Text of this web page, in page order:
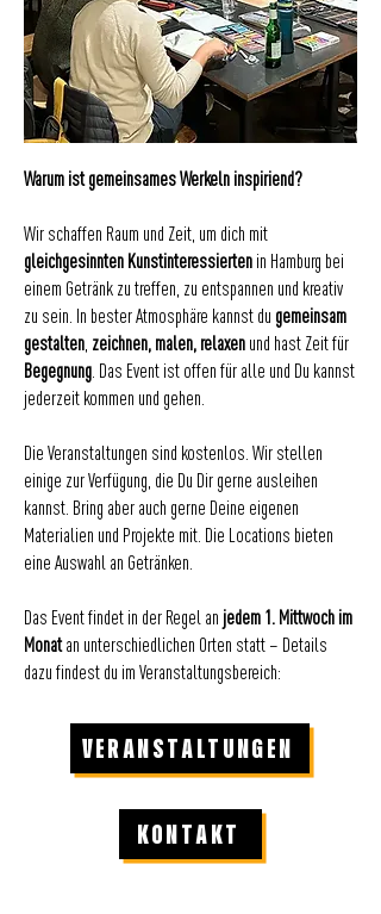
Warum ist gemeinsames Werkeln inspiriend?
Wir schaffen Raum und Zeit, um dich mit
gleichgesinnten Kunstinteressierten in Hamburg bei
einem Getränk zu treffen, zu entspannen und kreativ
zu sein. In bester Atmosphäre kannst du gemeinsam
gestalten, zeichnen, malen, relaxen und hast Zeit für
Begegnung. Das Event ist offen für alle und Du kannst
jederzeit kommen und gehen.
Die Veranstaltungen sind kostenlos. Wir stellen
einige zur Verfügung, die Du Dir gerne ausleihen
kannst. Bring aber auch gerne Deine eigenen
Materialien und Projekte mit. Die Locations bieten
eine Auswahl an Getränken.
Das Event findet in der Regel an jedem 1. Mittwoch im
Monatan unterschiedlichen Orten statt – Details
dazu findest du im Veranstaltungsbereich:
VERANSTALTUNGEN
KONTAKT